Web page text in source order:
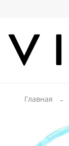
Главная